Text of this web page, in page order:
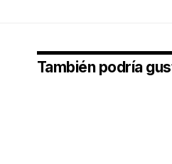
También podría